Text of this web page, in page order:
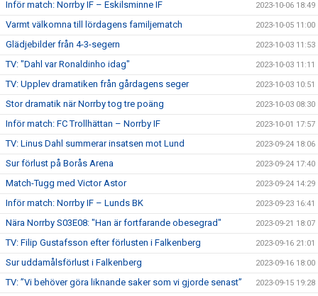
Inför match: Norrby IF – Eskilsminne IF 2023-10-06 18:49
Varmt välkomna till lördagens familjematch 2023-10-05 11:00
Glädjebilder från 4-3-segern 2023-10-03 11:53
TV: "Dahl var Ronaldinho idag" 2023-10-03 11:11
TV: Upplev dramatiken från gårdagens seger 2023-10-03 10:51
Stor dramatik när Norrby tog tre poäng 2023-10-03 08:30
Inför match: FC Trollhättan – Norrby IF 2023-10-01 17:57
TV: Linus Dahl summerar insatsen mot Lund 2023-09-24 18:06
Sur förlust på Borås Arena 2023-09-24 17:40
Match-Tugg med Victor Astor 2023-09-24 14:29
Inför match: Norrby IF – Lunds BK 2023-09-23 16:41
Nära Norrby S03E08: "Han är fortfarande obesegrad" 2023-09-21 18:07
TV: Filip Gustafsson efter förlusten i Falkenberg 2023-09-16 21:01
Sur uddamålsförlust i Falkenberg 2023-09-16 18:00
TV: ”Vi behöver göra liknande saker som vi gjorde senast” 2023-09-15 19:28